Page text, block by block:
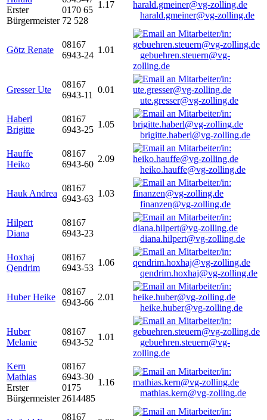
Erster
Bürgermeister
0170 65
72 528
1.17
harald.gmeiner@vg-zolling.de
Götz Renate
08167
6943-24
1.01
gebuehren.steuern@vg-
zolling.de
Gresser Ute
08167
6943-11
0.01
ute.gresser@vg-zolling.de
Haberl
Brigitte
08167
6943-25
1.05
brigitte.haberl@vg-zolling.de
Hauffe
Heiko
08167
6943-60
2.09
heiko.hauffe@vg-zolling.de
Hauk Andrea
08167
6943-63
1.03
finanzen@vg-zolling.de
Hilpert
Diana
08167
6943-23
diana.hilpert@vg-zolling.de
Hoxhaj
Qendrim
08167
6943-53
1.06
qendrim.hoxhaj@vg-zolling.de
Huber Heike
08167
6943-66
2.01
heike.huber@vg-zolling.de
Huber
Melanie
08167
6943-52
1.01
gebuehren.steuern@vg-
zolling.de
Kern
Mathias
Erster
Bürgermeister
08167
6943-30
0175
2614485
1.16
mathias.kern@vg-zolling.de
08167